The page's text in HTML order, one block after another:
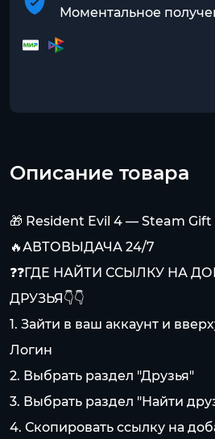
Моментальное
Описание товара
🎁 Resident Evil 4 — Steam Gift
🔥АВТОВЫДАЧА 24/7
❓❓ГДЕ НАЙТИ ССЫЛКУ НА
ДРУЗЬЯ👇👇
1. Зайти в ваш аккаунт и
Логин
2. Выбрать раздел "Друзья"
3. Выбрать раздел "Найти
4. Скопировать ссылку на